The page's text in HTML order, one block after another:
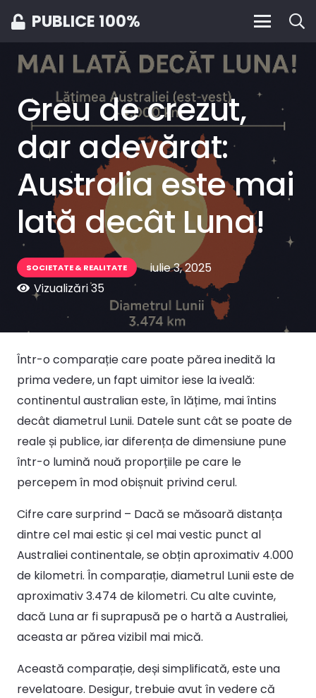
PUBLICE 100%
Greu de crezut,
dar adevărat:
Australia este mai
lată decât Luna!
SOCIETATE & REALITATE
iulie 3, 2025
Vizualizări35
Într-o comparație care poate părea inedită la
prima vedere, un fapt uimitor iese la iveală:
continentul australian este, în lățime, mai întins
decât diametrul Lunii. Datele sunt cât se poate de
reale și publice, iar diferența de dimensiune pune
într-o lumină nouă proporțiile pe care le
percepem în mod obișnuit privind cerul.
Cifre care surprind – Dacă se măsoară distanța
dintre cel mai estic și cel mai vestic punct al
Australiei continentale, se obțin aproximativ 4.000
de kilometri. În comparație, diametrul Lunii este de
aproximativ 3.474 de kilometri. Cu alte cuvinte,
dacă Luna ar fi suprapusă pe o hartă a Australiei,
aceasta ar părea vizibil mai mică.
Această comparație, deși simplificată, este una
revelatoare. Desigur, trebuie avut în vedere că